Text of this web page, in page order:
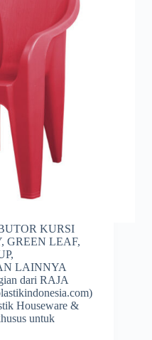
KURSI
GREEN LEAF,
LAINNYA
dari RAJA
Houseware &
untuk